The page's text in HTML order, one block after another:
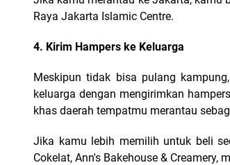
Raya Jakarta Islamic Centre.
4. Kirim Hampers ke Keluarga
Meskipun tidak bisa pulang
keluarga dengan mengirimkan
khas daerah tempatmu merantau
Jika kamu lebih memilih untuk beli
Cokelat, Ann's Bakehouse & Creamery,